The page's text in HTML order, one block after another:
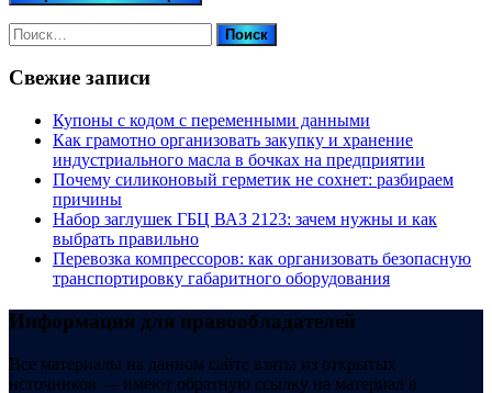
Найти:
Свежие записи
Купоны c кодом с переменными данными
Как грамотно организовать закупку и хранение
индустриального масла в бочках на предприятии
Почему силиконовый герметик не сохнет: разбираем
причины
Набор заглушек ГБЦ ВАЗ 2123: зачем нужны и как
выбрать правильно
Перевозка компрессоров: как организовать безопасную
транспортировку габаритного оборудования
Информация для правообладателей
Все материалы на данном сайте взяты из открытых
источников — имеют обратную ссылку на материал в